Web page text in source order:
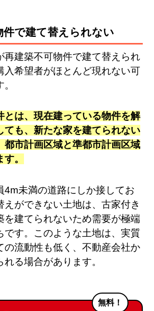
件で建て替えられない
再建築不可物件で建て替えられ
入希望者がほとんど現れない可
とは、現在建っている物件を解
ても、新たな家を建てられない
都市計画区域と準都市計画区域
。
4m未満の道路にしか接してお
えができない土地は、古家付き
を建てられないため需要が極端
です​。このような土地は、実質
の流動性も低く、不動産会社か
れる場合があります。
無料！